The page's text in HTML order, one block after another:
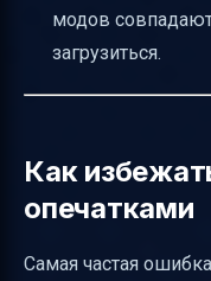
модов
загрузиться.
Как
опечатками
Самая частая